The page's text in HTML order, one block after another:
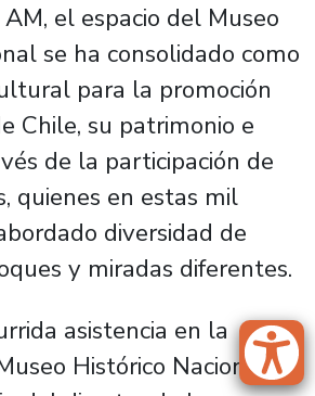
el espacio del Museo
se ha consolidado como
para la promoción
Chile, su patrimonio e
de la participación de
quienes en estas mil
diversidad de
y miradas diferentes.
asistencia en la
Histórico Nacional, y